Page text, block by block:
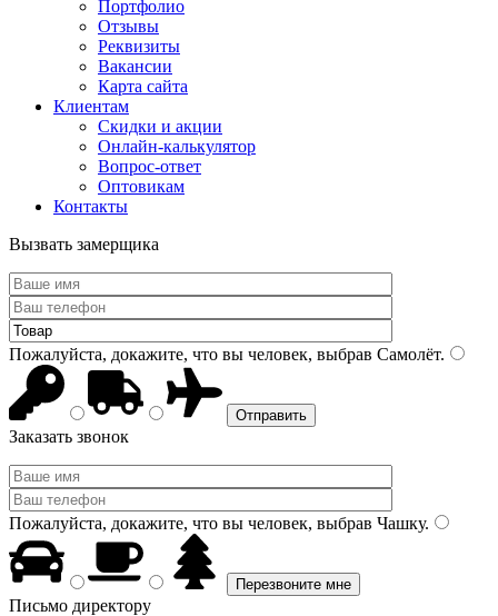
Портфолио
Отзывы
Реквизиты
Вакансии
Карта сайта
Клиентам
Скидки и акции
Онлайн-калькулятор
Вопрос-ответ
Оптовикам
Контакты
Вызвать замерщика
Пожалуйста, докажите, что вы человек, выбрав Самолёт.
Заказать звонок
Пожалуйста, докажите, что вы человек, выбрав Чашку.
Письмо директору